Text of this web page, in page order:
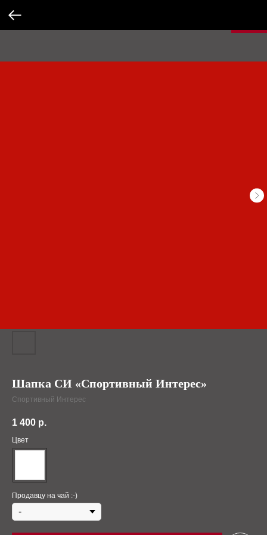
Шапка СИ «Спортивный Интерес»
Спортивный Интерес
1 400 р.
Цвет
Продавцу на чай :-)